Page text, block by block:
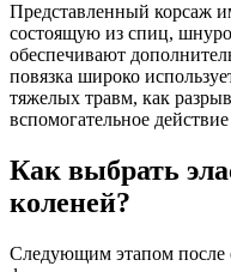
Представленный корсаж
состоящую из спиц,
обеспечивают
повязка широко
тяжелых травм, как
вспомогательное
Как выбрать
коленей?
Следующим этапом после